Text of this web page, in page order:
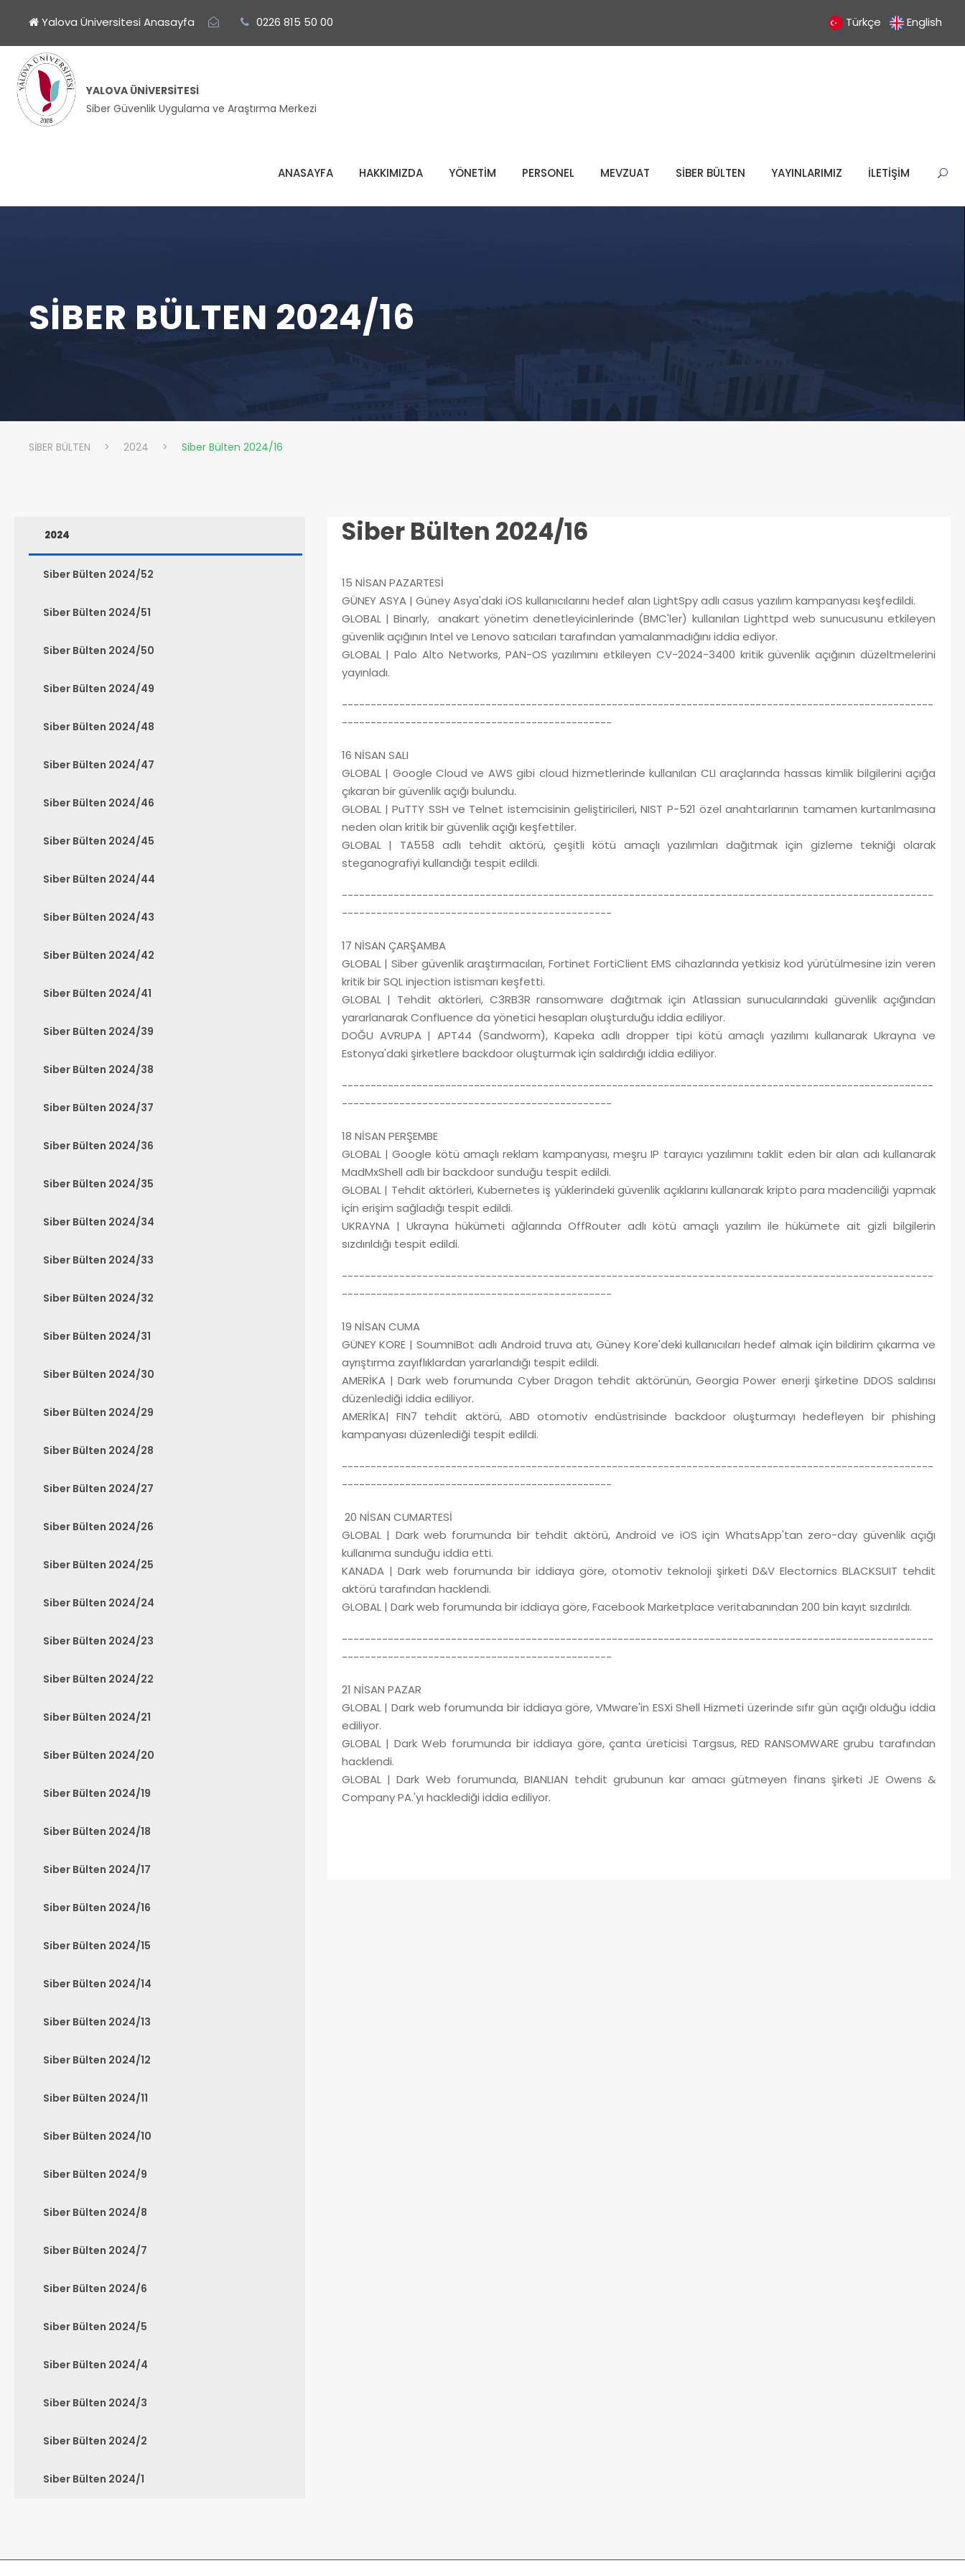
Yalova Üniversitesi Anasayfa 0226 815 50 00 Türkçe English
YALOVA ÜNIVERSITESI
Siber Güvenlik Uygulama ve Araştırma Merkezi
ANASAYFA HAKKIMIZDA YÖNETİM PERSONEL MEVZUAT SİBER BÜLTEN YAYINLARIMIZ İLETİŞİM
SIBER BÜLTEN 2024/16
SİBER BÜLTEN > 2024 > Siber Bülten 2024/16
Siber Bülten 2024/16
15 NİSAN PAZARTESİ
GÜNEY ASYA | Güney Asya'daki iOS kullanıcılarını hedef alan LightSpy adlı casus yazılım kampanyası keşfedildi.
GLOBAL | Binarly, anakart yönetim denetleyicinlerinde (BMC'ler) kullanılan Lighttpd web sunucusunu etkileyen
güvenlik açığının Intel ve Lenovo satıcıları tarafından yamalanmadığını iddia ediyor.
GLOBAL | Palo Alto Networks, PAN-OS yazılımını etkileyen CV-2024-3400 kritik güvenlik açığının düzeltmelerini
yayınladı.
-------------------------------------------------------------------------------------------------------
-----------------------------------------------
16 NİSAN SALI
GLOBAL | Google Cloud ve AWS gibi cloud hizmetlerinde kullanılan CLI araçlarında hassas kimlik bilgilerini açığa
çıkaran bir güvenlik açığı bulundu.
GLOBAL | PuTTY SSH ve Telnet istemcisinin geliştiricileri, NIST P-521 özel anahtarlarının tamamen kurtarılmasına
neden olan kritik bir güvenlik açığı keşfettiler.
GLOBAL | TA558 adlı tehdit aktörü, çeşitli kötü amaçlı yazılımları dağıtmak için gizleme tekniği olarak
steganografiyi kullandığı tespit edildi.
-------------------------------------------------------------------------------------------------------
-----------------------------------------------
17 NİSAN ÇARŞAMBA
GLOBAL | Siber güvenlik araştırmacıları, Fortinet FortiClient EMS cihazlarında yetkisiz kod yürütülmesine izin veren
kritik bir SQL injection istismarı keşfetti.
GLOBAL | Tehdit aktörleri, C3RB3R ransomware dağıtmak için Atlassian sunucularındaki güvenlik açığından
yararlanarak Confluence da yönetici hesapları oluşturduğu iddia ediliyor.
DOĞU AVRUPA | APT44 (Sandworm), Kapeka adlı dropper tipi kötü amaçlı yazılımı kullanarak Ukrayna ve
Estonya'daki şirketlere backdoor oluşturmak için saldırdığı iddia ediliyor.
-------------------------------------------------------------------------------------------------------
-----------------------------------------------
18 NİSAN PERŞEMBE
GLOBAL | Google kötü amaçlı reklam kampanyası, meşru IP tarayıcı yazılımını taklit eden bir alan adı kullanarak
MadMxShell adlı bir backdoor sunduğu tespit edildi.
GLOBAL | Tehdit aktörleri, Kubernetes iş yüklerindeki güvenlik açıklarını kullanarak kripto para madenciliği yapmak
için erişim sağladığı tespit edildi.
UKRAYNA | Ukrayna hükümeti ağlarında OffRouter adlı kötü amaçlı yazılım ile hükümete ait gizli bilgilerin
sızdırıldığı tespit edildi.
-------------------------------------------------------------------------------------------------------
-----------------------------------------------
19 NİSAN CUMA
GÜNEY KORE | SoumniBot adlı Android truva atı, Güney Kore'deki kullanıcıları hedef almak için bildirim çıkarma ve
ayrıştırma zayıflıklardan yararlandığı tespit edildi.
AMERİKA | Dark web forumunda Cyber Dragon tehdit aktörünün, Georgia Power enerji şirketine DDOS saldırısı
düzenlediği iddia ediliyor.
AMERİKA| FIN7 tehdit aktörü, ABD otomotiv endüstrisinde backdoor oluşturmayı hedefleyen bir phishing
kampanyası düzenlediği tespit edildi.
-------------------------------------------------------------------------------------------------------
-----------------------------------------------
20 NİSAN CUMARTESİ
GLOBAL | Dark web forumunda bir tehdit aktörü, Android ve iOS için WhatsApp'tan zero-day güvenlik açığı
kullanıma sunduğu iddia etti.
KANADA | Dark web forumunda bir iddiaya göre, otomotiv teknoloji şirketi D&V Electornics BLACKSUIT tehdit
aktörü tarafından hacklendi.
GLOBAL | Dark web forumunda bir iddiaya göre, Facebook Marketplace veritabanından 200 bin kayıt sızdırıldı.
-------------------------------------------------------------------------------------------------------
-----------------------------------------------
21 NİSAN PAZAR
GLOBAL | Dark web forumunda bir iddiaya göre, VMware'in ESXi Shell Hizmeti üzerinde sıfır gün açığı olduğu iddia
ediliyor.
GLOBAL | Dark Web forumunda bir iddiaya göre, çanta üreticisi Targsus, RED RANSOMWARE grubu tarafından
hacklendi.
GLOBAL | Dark Web forumunda, BIANLIAN tehdit grubunun kar amacı gütmeyen finans şirketi JE Owens &
Company PA.'yı hacklediği iddia ediliyor.
2024
Siber Bülten 2024/52
Siber Bülten 2024/51
Siber Bülten 2024/50
Siber Bülten 2024/49
Siber Bülten 2024/48
Siber Bülten 2024/47
Siber Bülten 2024/46
Siber Bülten 2024/45
Siber Bülten 2024/44
Siber Bülten 2024/43
Siber Bülten 2024/42
Siber Bülten 2024/41
Siber Bülten 2024/39
Siber Bülten 2024/38
Siber Bülten 2024/37
Siber Bülten 2024/36
Siber Bülten 2024/35
Siber Bülten 2024/34
Siber Bülten 2024/33
Siber Bülten 2024/32
Siber Bülten 2024/31
Siber Bülten 2024/30
Siber Bülten 2024/29
Siber Bülten 2024/28
Siber Bülten 2024/27
Siber Bülten 2024/26
Siber Bülten 2024/25
Siber Bülten 2024/24
Siber Bülten 2024/23
Siber Bülten 2024/22
Siber Bülten 2024/21
Siber Bülten 2024/20
Siber Bülten 2024/19
Siber Bülten 2024/18
Siber Bülten 2024/17
Siber Bülten 2024/16
Siber Bülten 2024/15
Siber Bülten 2024/14
Siber Bülten 2024/13
Siber Bülten 2024/12
Siber Bülten 2024/11
Siber Bülten 2024/10
Siber Bülten 2024/9
Siber Bülten 2024/8
Siber Bülten 2024/7
Siber Bülten 2024/6
Siber Bülten 2024/5
Siber Bülten 2024/4
Siber Bülten 2024/3
Siber Bülten 2024/2
Siber Bülten 2024/1